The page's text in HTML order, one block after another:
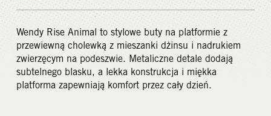
Wendy Rise Animal to stylowe buty na platformie z
przewiewną cholewką z mieszanki dżinsu i nadrukiem
zwierzęcym na podeszwie. Metaliczne detale dodają
subtelnego blasku, a lekka konstrukcja i miękka
platforma zapewniają komfort przez cały dzień.